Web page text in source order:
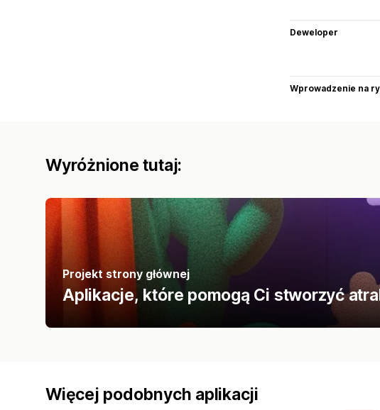
Deweloper
Wprowadzenie na
Wyróżnione tutaj:
Projekt strony głównej
Aplikacje, które pomogą Ci stworzyć
Więcej podobnych aplikacji